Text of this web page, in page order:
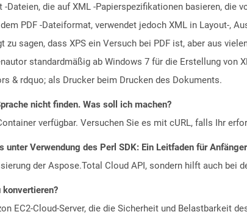
-Dateien, die auf XML -Papierspezifikationen basieren,
PDF -Dateiformat, verwendet jedoch XML in Layout-,
sagen, dass XPS ein Versuch bei PDF ist, aber aus
standardmäßig ab Windows 7 für die Erstellung von
& rdquo; als Drucker beim Drucken des Dokuments.
nicht finden. Was soll ich machen?
verfügbar. Versuchen Sie es mit cURL, falls Ihr
unter Verwendung des Perl SDK: Ein Leitfaden für Anfänger
der Aspose.Total Cloud API, sondern hilft auch bei
konvertieren?
EC2-Cloud-Server, die die Sicherheit und Belastbarkeit